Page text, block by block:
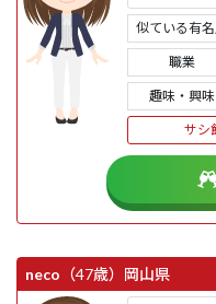
いします♪
似ている有
職業
趣味・興味
サシ
neco （47歳） 岡山県